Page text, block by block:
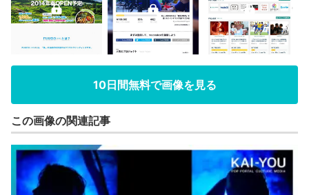
10日間無料で画像を見る
この画像の関連記事